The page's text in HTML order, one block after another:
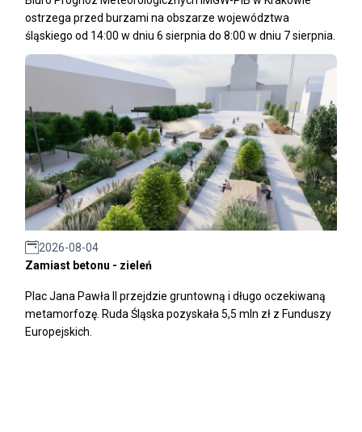
ostrzega przed burzami na obszarze województwa
śląskiego od 14:00 w dniu 6 sierpnia do 8:00 w dniu 7 sierpnia.
2026-08-04
Zamiast betonu - zieleń
Plac Jana Pawła II przejdzie gruntowną i długo oczekiwaną
metamorfozę. Ruda Śląska pozyskała 5,5 mln zł z Funduszy
Europejskich.